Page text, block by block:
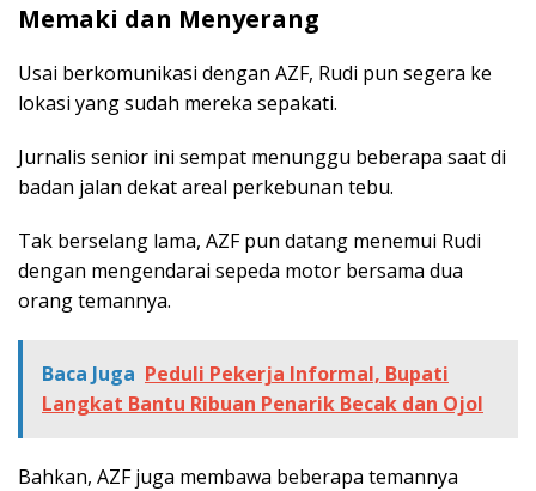
Memaki dan Menyerang
Usai berkomunikasi dengan AZF, Rudi pun segera ke
lokasi yang sudah mereka sepakati.
Jurnalis senior ini sempat menunggu beberapa saat di
badan jalan dekat areal perkebunan tebu.
Tak berselang lama, AZF pun datang menemui Rudi
dengan mengendarai sepeda motor bersama dua
orang temannya.
Baca Juga Peduli Pekerja Informal, Bupati
Langkat Bantu Ribuan Penarik Becak dan Ojol
Bahkan, AZF juga membawa beberapa temannya